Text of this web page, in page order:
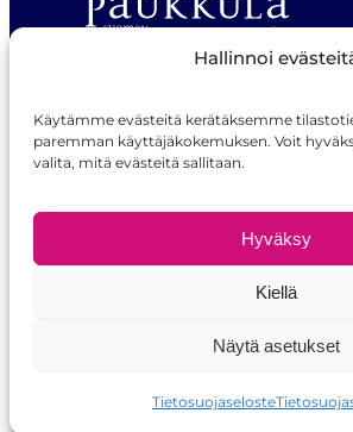
Hallinnoi
Käytämme evästeitä kerätäksemme
paremman käyttäjäkokemuksen. Voit
valita, mitä evästeitä sallitaan.
Hyväksy
Kiellä
Näytä asetukset
Tietosuojaseloste
Paukkulantie 22, 50170 Mikkeli
palvelukeskus@sno.fi